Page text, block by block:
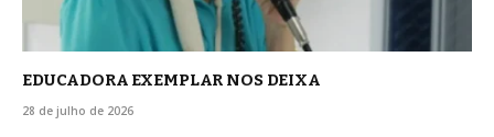
EDUCADORA EXEMPLAR NOS DEIXA
28 de julho de 2026